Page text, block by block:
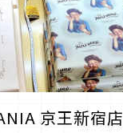
京王新宿店